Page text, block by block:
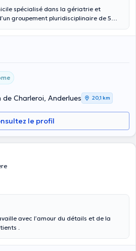
spécialisé dans la gériatrie et
groupement pluridisciplinaire de 5
urgente, en santé
ses entités (Monceau sur Sambre,
prendre rendez-vous au 071 77 71
Charleroi, Anderlues 20,1 km
le profil
avec l’amour du détails et de la
.